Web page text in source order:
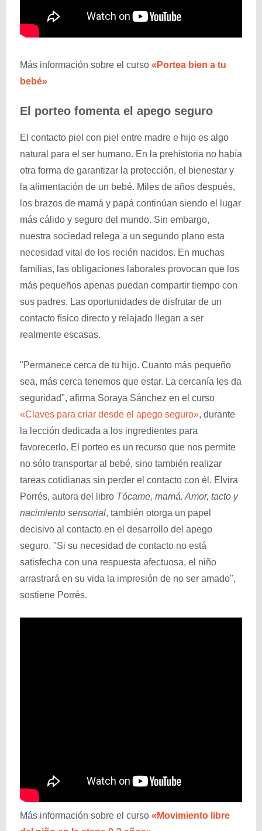
Más información sobre el curso «Portea bien a tu
bebé»
El porteo fomenta el apego seguro
El contacto piel con piel entre madre e hijo es algo
natural para el ser humano. En la prehistoria no había
otra forma de garantizar la protección, el bienestar y
la alimentación de un bebé. Miles de años después,
los brazos de mamá y papá continúan siendo el lugar
más cálido y seguro del mundo. Sin embargo,
nuestra sociedad relega a un segundo plano esta
necesidad vital de los recién nacidos. En muchas
familias, las obligaciones laborales provocan que los
más pequeños apenas puedan compartir tiempo con
sus padres. Las oportunidades de disfrutar de un
contacto físico directo y relajado llegan a ser
realmente escasas.
"Permanece cerca de tu hijo. Cuanto más pequeño
sea, más cerca tenemos que estar. La cercanía les da
seguridad", afirma Soraya Sánchez en el curso
«Claves para criar desde el apego seguro», durante
la lección dedicada a los ingredientes para
favorecerlo. El porteo es un recurso que nos permite
no sólo transportar al bebé, sino también realizar
tareas cotidianas sin perder el contacto con él. Elvira
Porrés, autora del libro Tócame, mamá. Amor, tacto y
nacimiento sensorial, también otorga un papel
decisivo al contacto en el desarrollo del apego
seguro. "Si su necesidad de contacto no está
satisfecha con una respuesta afectuosa, el niño
arrastrará en su vida la impresión de no ser amado",
sostiene Porrés.
Más información sobre el curso «Movimiento libre